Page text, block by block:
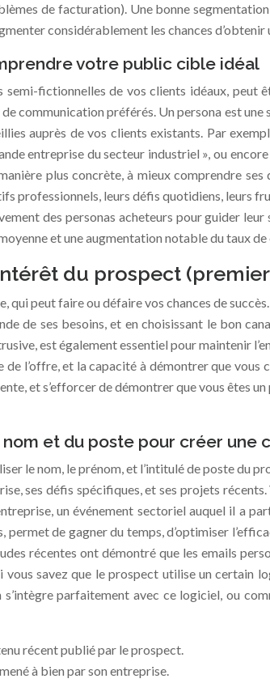
de facturation). Une bonne
considérablement les chances
votre public cible idéal
semi-fictionnelles de vos clients idéaux,
communication préférés. Un persona est
auprès de vos clients existants. Par
entreprise du secteur industriel », ou
plus concrète, à mieux comprendre
professionnels, leurs défis quotidiens, leurs
des personas acheteurs pour guider
et une augmentation notable du taux
du prospect
peut faire ou défaire vos chances de
de ses besoins, et en choisissant le bon
est également essentiel pour maintenir
de l’offre, et la capacité à démontrer que
et s’efforcer de démontrer que vous êtes
et du poste pour créer une
le nom, le prénom, et l’intitulé de poste du
ses défis spécifiques, et ses projets
un événement sectoriel auquel il a
de gagner du temps, d’optimiser
récentes ont démontré que les emails
vous savez que le prospect utilise un
parfaitement avec ce logiciel, ou
récent publié par le prospect.
à bien par son entreprise.